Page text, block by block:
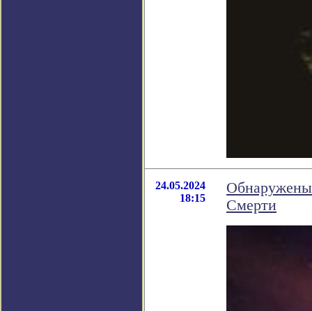
24.05.2024
18:15
Обнаружены
Смерти